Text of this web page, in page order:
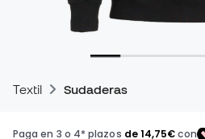
Textil Sudaderas